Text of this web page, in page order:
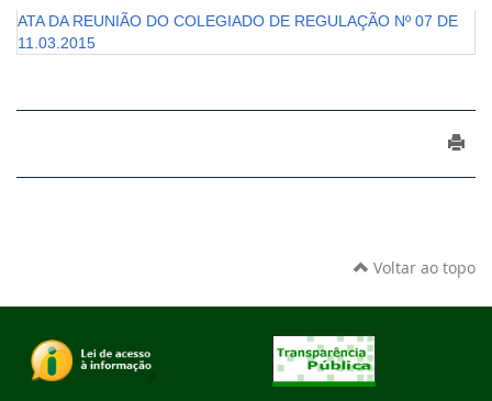
ATA DA REUNIÃO DO COLEGIADO DE REGULAÇÃO Nº 07 DE
11.03.2015
Voltar ao topo